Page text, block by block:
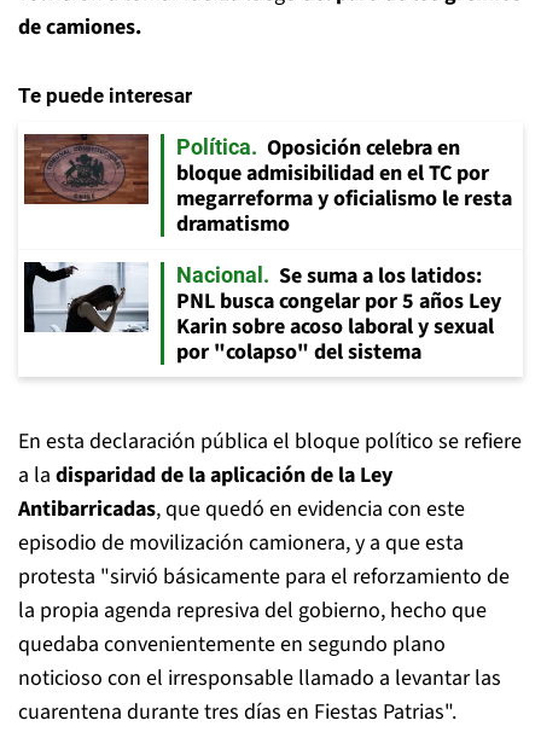
de camiones.
Te puede interesar
Política
Oposición celebra en
bloque admisibilidad en el TC por
megarreforma y oficialismo le resta
dramatismo
Nacional
Se suma a los latidos:
PNL busca congelar por 5 años Ley
Karin sobre acoso laboral y sexual
por "colapso" del sistema
En esta declaración pública el bloque político se refiere
a la disparidad de la aplicación de la Ley
Antibarricadas, que quedó en evidencia con este
episodio de movilización camionera, y a que esta
protesta "sirvió básicamente para el reforzamiento de
la propia agenda represiva del gobierno, hecho que
quedaba convenientemente en segundo plano
noticioso con el irresponsable llamado a levantar las
cuarentena durante tres días en Fiestas Patrias".